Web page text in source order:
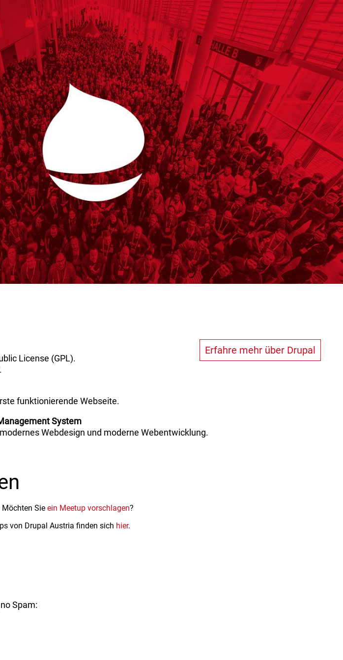
Erfahre mehr über Drupal
License (GPL).
funktionierende Webseite.
System
Webdesign und moderne Webentwicklung.
Sie ein Meetup vorschlagen?
von Drupal Austria finden sich hier.
Spam: